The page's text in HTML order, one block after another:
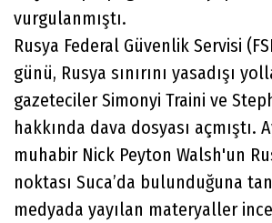
vurgulanmıştı.
Rusya Federal Güvenlik Servisi
günü, Rusya sınırını yasadışı
gazeteciler Simonyi Traini ve
hakkında dava dosyası açmıştı.
muhabir Nick Peyton Walsh'un
noktası Suca’da bulunduğuna
medyada yayılan materyaller